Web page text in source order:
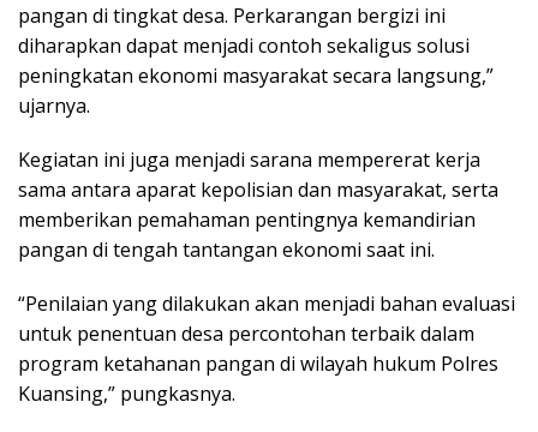
pangan di tingkat desa. Perkarangan bergizi ini
diharapkan dapat menjadi contoh sekaligus solusi
peningkatan ekonomi masyarakat secara langsung,”
ujarnya.
Kegiatan ini juga menjadi sarana mempererat kerja
sama antara aparat kepolisian dan masyarakat, serta
memberikan pemahaman pentingnya kemandirian
pangan di tengah tantangan ekonomi saat ini.
“Penilaian yang dilakukan akan menjadi bahan evaluasi
untuk penentuan desa percontohan terbaik dalam
program ketahanan pangan di wilayah hukum Polres
Kuansing,” pungkasnya.